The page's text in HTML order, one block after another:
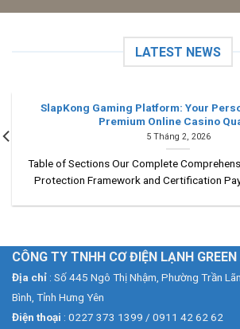
LATEST NEWS
SlapKong Gaming Platform: Your
Premium Online Casino
5 Tháng 2, 2026
Table of Sections Our Complete
Protection Framework and Certification
CÔNG TY TNHH CƠ ĐIỆN LẠNH GREEN
Địa chỉ : Số 445 Ngô Thị Nhậm, Phường Trần
Bình, Tỉnh Hưng Yên
Điện thoại : 0227 373 1399 / 0911 42 62 62